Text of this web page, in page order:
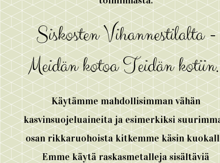
Siskosten Vihannestilalta -
Meidän kotoa Teidän
Käytämme mahdollisimman vähän
kasvinsuojeluaineita ja esimerkiksi
osan rikkaruohoista kitkemme käsin
Emme käytä raskasmetalleja sisältäviä